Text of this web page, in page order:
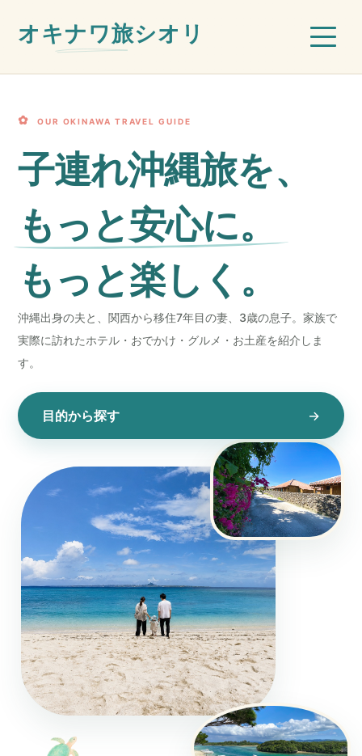
オキナワ旅シオリ
OUR OKINAWA TRAVEL GUIDE
子連れ沖縄旅を、
もっと安心に。
もっと楽しく。
沖縄出身の夫と、関西から移住7年目の妻、3歳の息子。家族で
実際に訪れたホテル・おでかけ・グルメ・お土産を紹介しま
す。
目的から探す →